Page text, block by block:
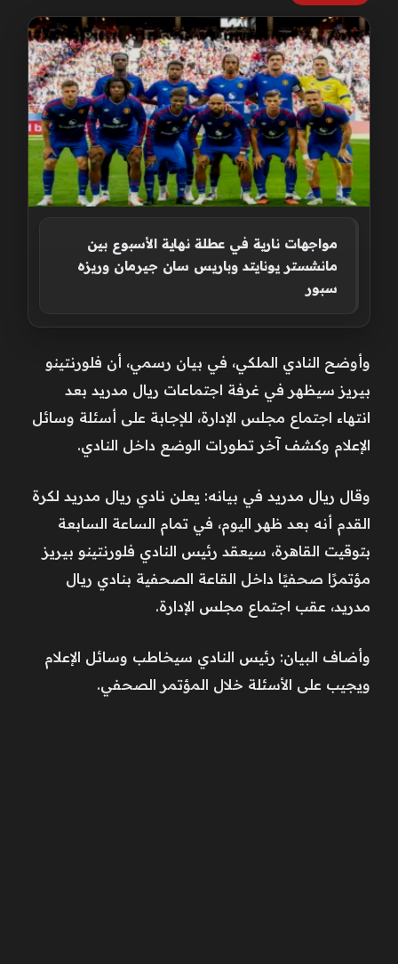
مواجهات نارية في عطلة نهاية الأسبوع بين
مانشستر يونايتد وباريس سان جيرمان وريزه
سبور
وأوضح النادي الملكي، في بيان رسمي، أن فلورنتينو
بيريز سيظهر في غرفة اجتماعات ريال مدريد بعد
انتهاء اجتماع مجلس الإدارة، للإجابة على أسئلة وسائل
الإعلام وكشف آخر تطورات الوضع داخل النادي.
وقال ريال مدريد في بيانه: يعلن نادي ريال مدريد لكرة
القدم أنه بعد ظهر اليوم، في تمام الساعة السابعة
بتوقيت القاهرة، سيعقد رئيس النادي فلورنتينو بيريز
مؤتمرًا صحفيًا داخل القاعة الصحفية بنادي ريال
مدريد، عقب اجتماع مجلس الإدارة.
وأضاف البيان: رئيس النادي سيخاطب وسائل الإعلام
ويجيب على الأسئلة خلال المؤتمر الصحفي.